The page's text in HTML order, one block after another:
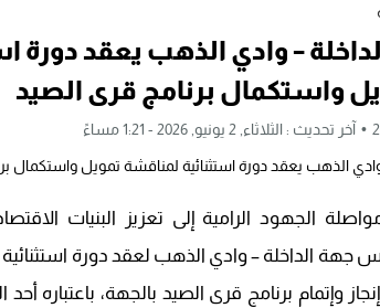
– وادي الذهب يعقد دورة
واستكمال برنامج قرى الصيد
آخر تحديث : الثلاثاء, 2 يونيو, 2026 - 1:21 مساءً
الجهود الرامية إلى تعزيز البنيات
جهة الداخلة – وادي الذهب لعقد دورة
وإتمام برنامج قرى الصيد بالجهة، باعتباره أحد